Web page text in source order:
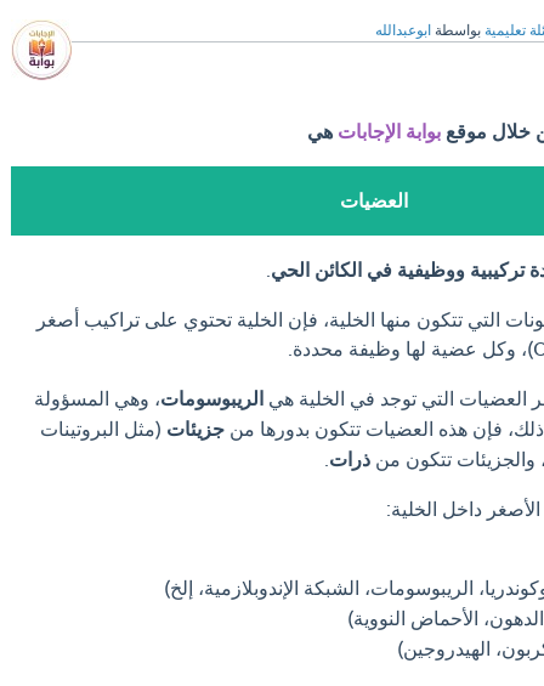
تعليمية بواسطة ابوعبدالله
خلال موقع بوابة الإجابات هي
العضيات
تركيبية ووظيفية في الكائن الحي
التي تتكون منها الخلية، فإن الخلية تحتوي على تراكيب أصغر
العضيات التي توجد في الخلية هي الريبوسومات، وهي المسؤولة
فإن هذه العضيات تتكون بدورها من جزيئات (مثل البروتينات
والجزيئات تتكون من ذرات
الأصغر داخل الخلية:
الريبوسومات، الشبكة الإندوبلازمية، إلخ)
الأحماض النووية)
الهيدروجين)